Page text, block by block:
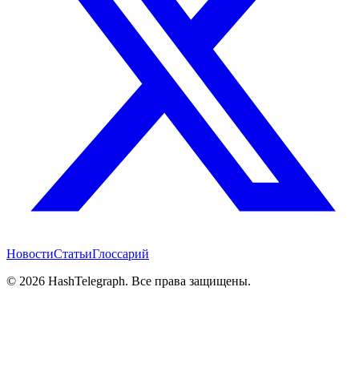
НовостиСтатьиГлоссарий
© 2026 HashTelegraph. Все права защищены.